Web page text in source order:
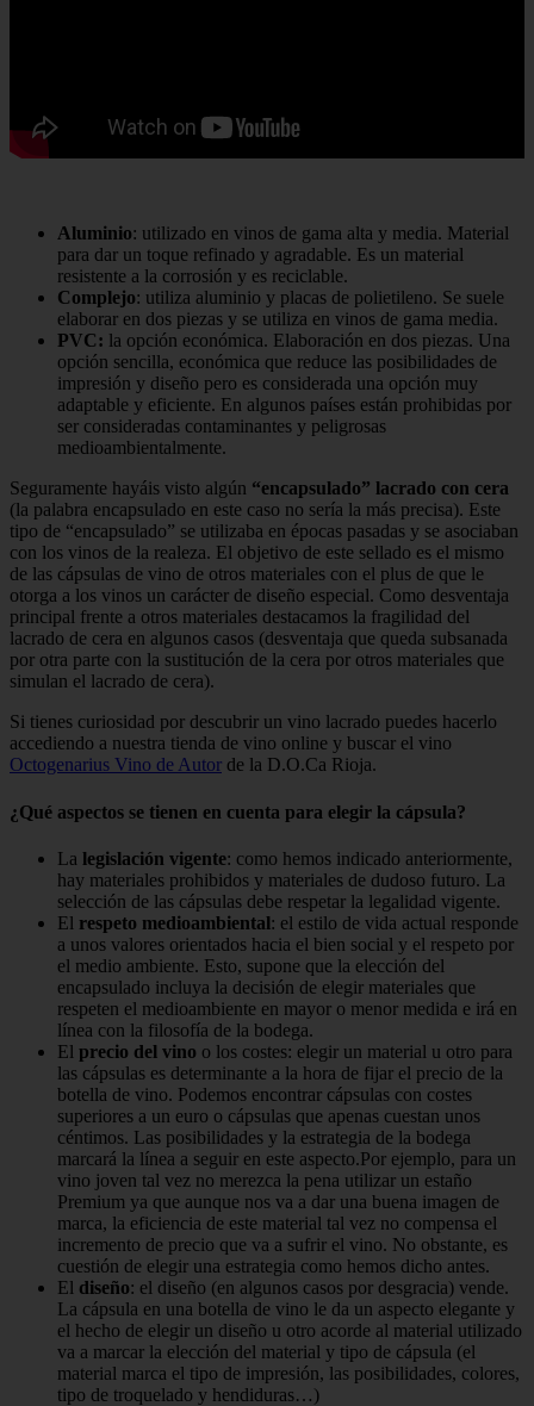
Aluminio: utilizado en vinos de gama alta y media. Material
para dar un toque refinado y agradable. Es un material
resistente a la corrosión y es reciclable.
Complejo: utiliza aluminio y placas de polietileno. Se suele
elaborar en dos piezas y se utiliza en vinos de gama media.
PVC: la opción económica. Elaboración en dos piezas. Una
opción sencilla, económica que reduce las posibilidades de
impresión y diseño pero es considerada una opción muy
adaptable y eficiente. En algunos países están prohibidas por
ser consideradas contaminantes y peligrosas
medioambientalmente.
Seguramente hayáis visto algún “encapsulado” lacrado con cera
(la palabra encapsulado en este caso no sería la más precisa). Este
tipo de “encapsulado” se utilizaba en épocas pasadas y se asociaban
con los vinos de la realeza. El objetivo de este sellado es el mismo
de las cápsulas de vino de otros materiales con el plus de que le
otorga a los vinos un carácter de diseño especial. Como desventaja
principal frente a otros materiales destacamos la fragilidad del
lacrado de cera en algunos casos (desventaja que queda subsanada
por otra parte con la sustitución de la cera por otros materiales que
simulan el lacrado de cera).
Si tienes curiosidad por descubrir un vino lacrado puedes hacerlo
accediendo a nuestra tienda de vino online y buscar el vino
Octogenarius Vino de Autor de la D.O.Ca Rioja.
¿Qué aspectos se tienen en cuenta para elegir la cápsula?
La legislación vigente: como hemos indicado anteriormente,
hay materiales prohibidos y materiales de dudoso futuro. La
selección de las cápsulas debe respetar la legalidad vigente.
El respeto medioambiental: el estilo de vida actual responde
a unos valores orientados hacia el bien social y el respeto por
el medio ambiente. Esto, supone que la elección del
encapsulado incluya la decisión de elegir materiales que
respeten el medioambiente en mayor o menor medida e irá en
línea con la filosofía de la bodega.
El precio del vino o los costes: elegir un material u otro para
las cápsulas es determinante a la hora de fijar el precio de la
botella de vino. Podemos encontrar cápsulas con costes
superiores a un euro o cápsulas que apenas cuestan unos
céntimos. Las posibilidades y la estrategia de la bodega
marcará la línea a seguir en este aspecto.Por ejemplo, para un
vino joven tal vez no merezca la pena utilizar un estaño
Premium ya que aunque nos va a dar una buena imagen de
marca, la eficiencia de este material tal vez no compensa el
incremento de precio que va a sufrir el vino. No obstante, es
cuestión de elegir una estrategia como hemos dicho antes.
El diseño: el diseño (en algunos casos por desgracia) vende.
La cápsula en una botella de vino le da un aspecto elegante y
el hecho de elegir un diseño u otro acorde al material utilizado
va a marcar la elección del material y tipo de cápsula (el
material marca el tipo de impresión, las posibilidades, colores,
tipo de troquelado y hendiduras…)